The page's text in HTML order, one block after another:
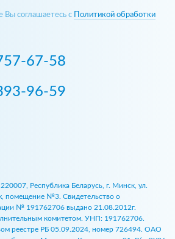
Вы соглашаетесь с
Политикой обработки
67-58
96-59
Республика Беларусь, г. Минск, ул.
помещение №3. Свидетельство о
№ 191762706 выдано 21.08.2012г.
комитетом. УНП: 191762706.
реестре РБ 05.09.2024, номер 726494. ОАО